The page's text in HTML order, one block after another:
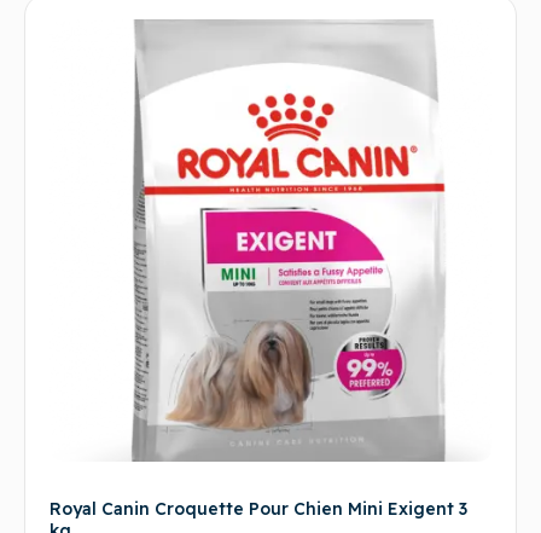
Royal Canin Croquette Pour Chien Mini Exigent 3